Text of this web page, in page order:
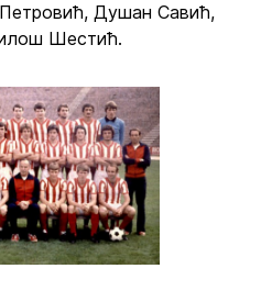
Душан Савић,
Шестић.